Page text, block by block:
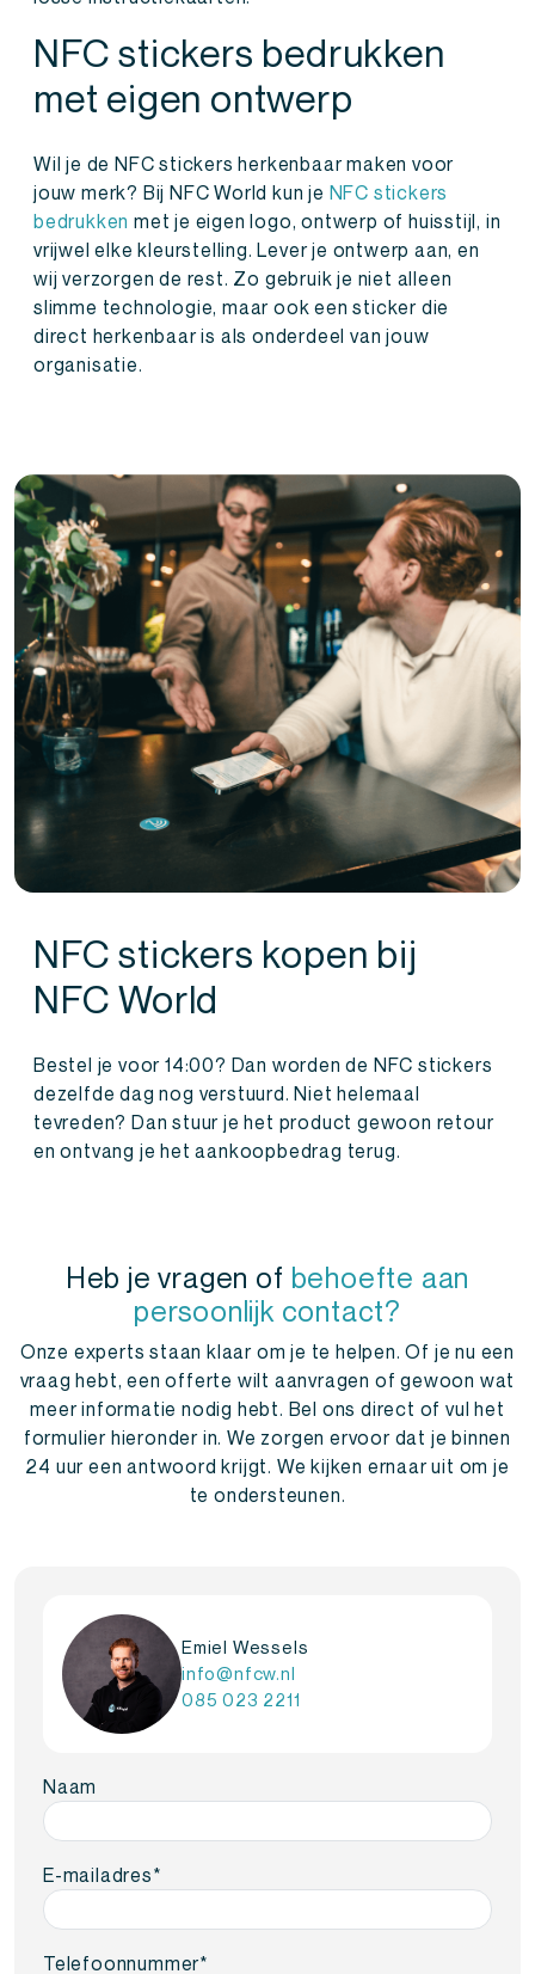
NFC stickers bedrukken
met eigen ontwerp
Wil je de NFC stickers herkenbaar maken voor
jouw merk? Bij NFC World kun je NFC stickers
bedrukken met je eigen logo, ontwerp of huisstijl, in
vrijwel elke kleurstelling. Lever je ontwerp aan, en
wij verzorgen de rest. Zo gebruik je niet alleen
slimme technologie, maar ook een sticker die
direct herkenbaar is als onderdeel van jouw
organisatie.
NFC stickers kopen bij
NFC World
Bestel je voor 14:00? Dan worden de NFC stickers
dezelfde dag nog verstuurd. Niet helemaal
tevreden? Dan stuur je het product gewoon retour
en ontvang je het aankoopbedrag terug.
Heb je vragen of behoefte aan
persoonlijk contact?
Onze experts staan klaar om je te helpen. Of je nu een
vraag hebt, een offerte wilt aanvragen of gewoon wat
meer informatie nodig hebt. Bel ons direct of vul het
formulier hieronder in. We zorgen ervoor dat je binnen
24 uur een antwoord krijgt. We kijken ernaar uit om je
te ondersteunen.
Emiel Wessels
info@nfcw.nl
085 023 2211
Naam
E-mailadres*
Telefoonnummer*